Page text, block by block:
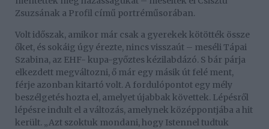
Zsuzsának a Profil című portréműsorában.
Volt időszak, amikor már csak a gyerekek kötötték össze
őket, és sokáig úgy érezte, nincs visszaút – meséli Tápai
Szabina, az EHF- kupa-győztes kézilabdázó. S bár párja
elkezdett megváltozni, ő már egy másik út felé ment,
férje azonban kitartó volt. A fordulópontot egy mély
beszélgetés hozta el, amelyet újabbak követtek. Lépésről
lépésre indult el a változás, amelynek középpontjába a hit
került. „Azt szoktuk mondani, hogy Istennel tudtuk